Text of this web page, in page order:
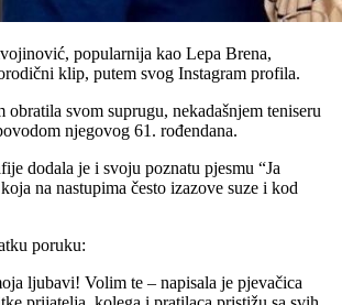
popularnija kao Lepa Brena,
klip, putem svog Instagram profila.
obratila svom suprugu, nekadašnjem teniseru
njegovog 61. rođendana.
dodala je i svoju poznatu pjesmu “Ja
na nastupima često izazove suze i kod
poruku:
ljubavi! Volim te – napisala je pjevačica